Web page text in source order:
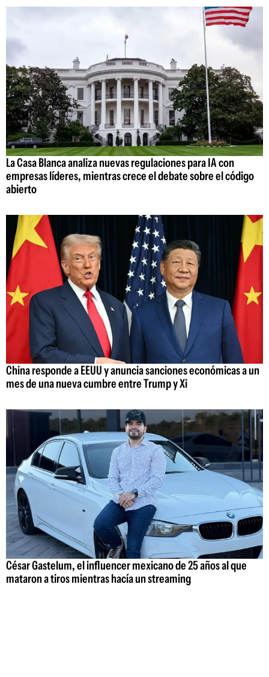
La Casa Blanca analiza nuevas regulaciones para IA con
empresas líderes, mientras crece el debate sobre el código
abierto
China responde a EEUU y anuncia sanciones económicas a un
mes de una nueva cumbre entre Trump y Xi
César Gastelum, el influencer mexicano de 25 años al que
mataron a tiros mientras hacía un streaming